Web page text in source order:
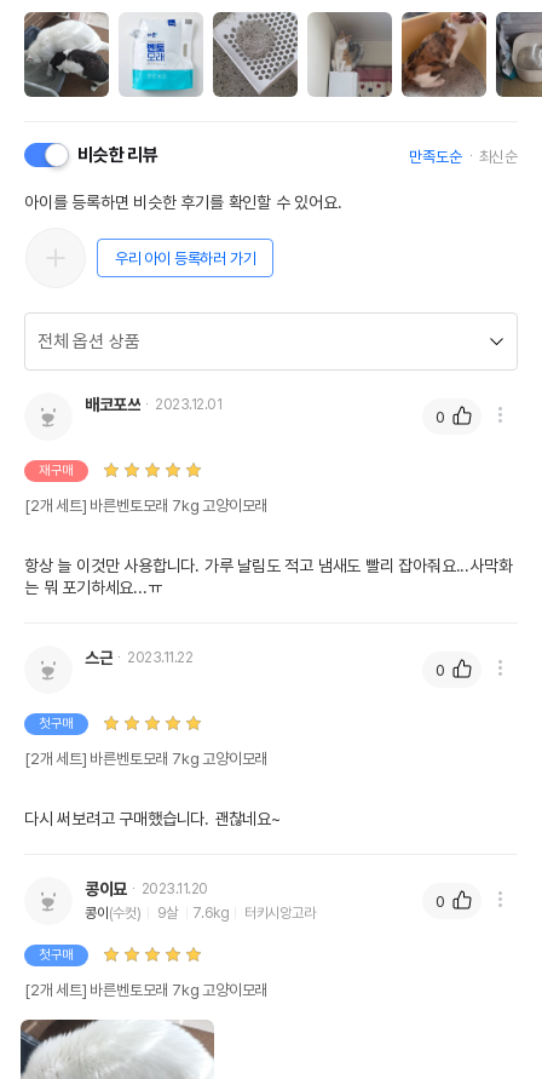
비슷한 리뷰 만족도순 최신순
아이를 등록하면 비슷한 후기를 확인할 수 있어요.
우리 아이 등록하러 가기
배코포쓰 2023.12.01
재구매
[2개 세트] 바른벤토모래 7kg 고양이모래
항상 늘 이것만 사용합니다. 가루 날림도 적고 냄새도 빨리 잡아줘요...사막화
는 뭐 포기하세요...ㅠ
0
스근 2023.11.22
첫구매
[2개 세트] 바른벤토모래 7kg 고양이모래
다시 써보려고 구매했습니다. 괜찮네요~
0
콩이묘
2023.11.20
콩이 (수컷) 9살 7.6kg 터키시앙고라
첫구매
[2개 세트] 바른벤토모래 7kg 고양이모래
0